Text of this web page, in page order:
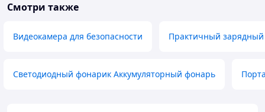
Смотри также
Видеокамера для безопасности Практичный зарядный
Светодиодный фонарик Аккумуляторный фонарь